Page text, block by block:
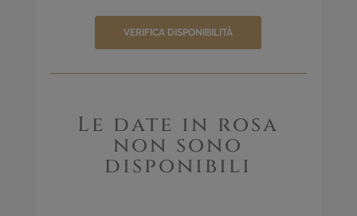
VERIFICA DISPONIBILITÀ
Le date in rosa
non sono
disponibili